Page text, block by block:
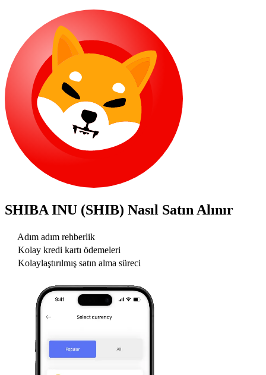
SHIBA INU (SHIB) Nasıl Satın Alınır
Adım adım rehberlik
Kolay kredi kartı ödemeleri
Kolaylaştırılmış satın alma süreci